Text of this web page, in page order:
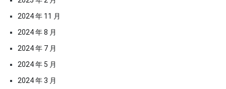
2024 年 11 月
2024 年 8 月
2024 年 7 月
2024 年 5 月
2024 年 3 月